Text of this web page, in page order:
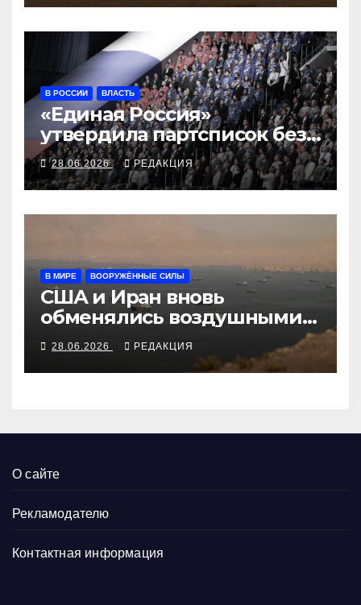
В РОССИИ ВЛАСТЬ
«Единая Россия»
утвердила партсписок без
председателя партии
28.06.2026 РЕДАКЦИЯ
В МИРЕ ВООРУЖЁННЫЕ СИЛЫ
США и Иран вновь
обменялись воздушными
ударами
28.06.2026 РЕДАКЦИЯ
О сайте
Рекламодателю
Контактная информация